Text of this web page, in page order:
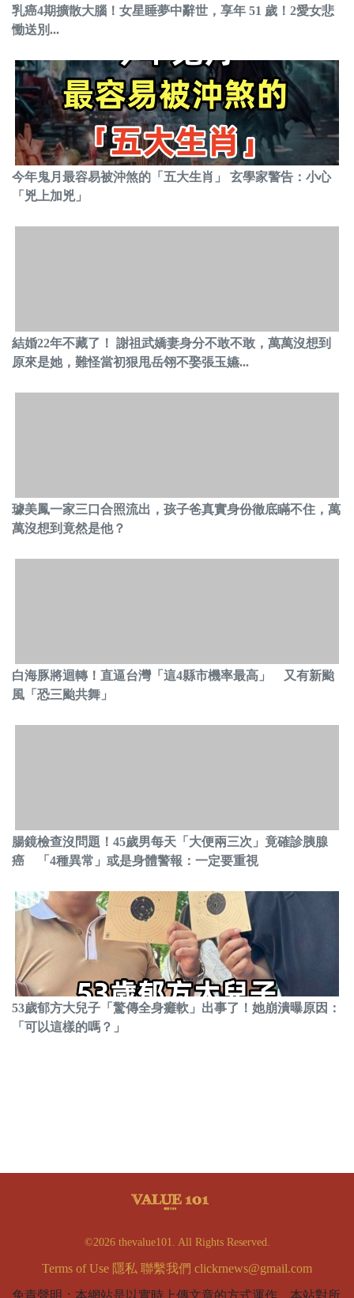
乳癌4期擴散大腦！女星睡夢中辭世，享年 51 歲！2愛女悲
慟送別...
今年鬼月最容易被沖煞的「五大生肖」 玄學家警告：小心
「兇上加兇」
結婚22年不藏了！ 謝祖武嬌妻身分不敢不敢，萬萬沒想到
原來是她，難怪當初狠甩岳翎不娶張玉嬿...
璩美鳳一家三口合照流出，孩子爸真實身份徹底瞞不住，萬
萬沒想到竟然是他？
白海豚將迴轉！直逼台灣「這4縣市機率最高」 又有新颱
風「恐三颱共舞」
腸鏡檢查沒問題！45歲男每天「大便兩三次」竟確診胰腺
癌 「4種異常」或是身體警報：一定要重視
53歲郁方大兒子「驚傳全身癱軟」出事了！她崩潰曝原因：
「可以這樣的嗎？」
©2026 thevalue101. All Rights Reserved.
Terms of Use 隱私 聯繫我們 clickrnews@gmail.com
免責聲明：本網站是以實時上傳文章的方式運作，本站對所